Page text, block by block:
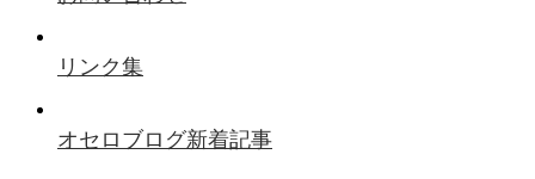
リンク集
オセロブログ新着記事